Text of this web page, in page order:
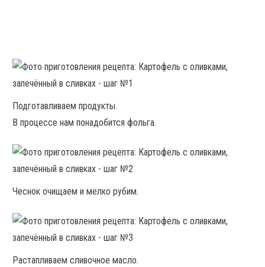
Подготавливаем продукты.
В процессе нам понадобится фольга.
Чеснок очищаем и мелко рубим.
Растапливаем сливочное масло.